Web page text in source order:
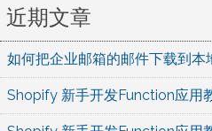
近期文章
如何把企业邮箱的邮件下载到本
Shopify 新手开发Function应用